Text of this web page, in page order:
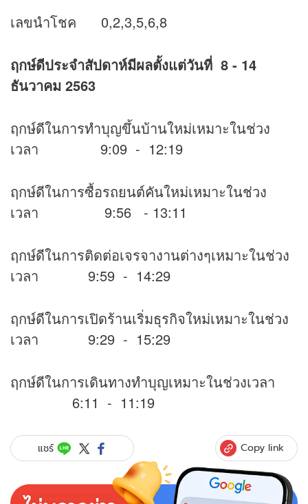
เลขนำโชค 0,2,3,5,6,8
ฤกษ์ดีประจำสัปดาห์มีผลตั้งแต่วันที่ 8 - 14
ธันวาคม 2563
ฤกษ์ดีในการทำบุญขึ้นบ้านใหม่เหมาะในช่วง
เวลา 9:09 - 12:19
ฤกษ์ดีในการซื้อรถยนต์คันใหม่เหมาะในช่วง
เวลา 9:56 - 13:11
ฤกษ์ดีในการติดต่อเจรจางานต่างๆเหมาะในช่วง
เวลา 9:59 - 14:29
ฤกษ์ดีในการเปิดร้านเริ่มธุรกิจใหม่เหมาะในช่วง
เวลา 9:29 - 15:29
ฤกษ์ดีในการเดินทางทำบุญเหมาะในช่วงเวลา
6:11 - 11:19
แชร์ Copy link